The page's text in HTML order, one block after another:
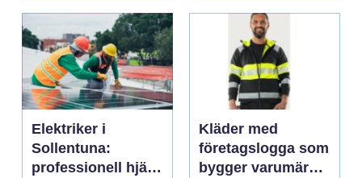
Elektriker i
Sollentuna:
professionell hjälp
Kläder med
företagslogga som
bygger varumärke